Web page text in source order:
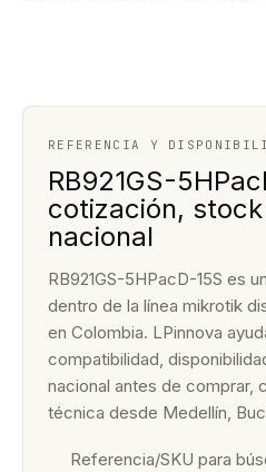
REFERENCIA Y
RB921GS-
cotización,
nacional
RB921GS-5HPacD-15S es
dentro de la línea mikrotik
en Colombia. LPinnova
compatibilidad,
nacional antes de comprar,
técnica desde Medellín,
Referencia/SKU para